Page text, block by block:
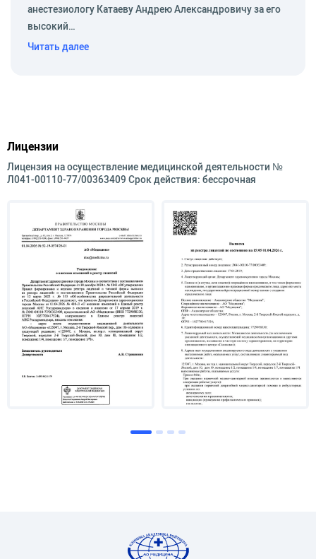
2011 г. – повышение квалификации по
специальности «Анестезиология и
реаниматология» на базе ФУВ МОНИКИ (Москва).
анестезиологу Катаеву Андрею Александровичу за его
высокий…
Читать далее
Лицензии
Лицензия на осуществление медицинской деятельности №
Л041-00110-77/00363409 Срок действия: бессрочная